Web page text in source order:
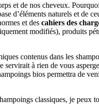
et de nos cheveux.
d’éléments naturels et de
et des cahiers des
modifiés), produits
contenus dans les
servirait à rien de vous
bios permettra de
classiques, je peux